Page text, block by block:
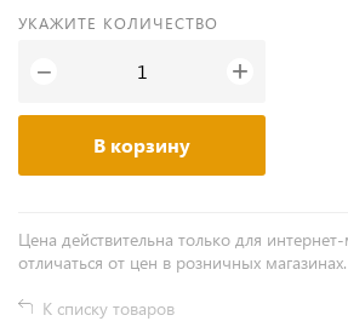
УКАЖИТЕ КОЛИЧЕСТВО
− +
В корзину
Цена действительна только для
отличаться от цен в розничных магазинах.
К списку товаров